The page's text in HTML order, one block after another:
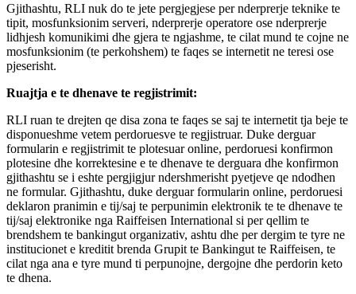
Gjithashtu, RLI nuk do te jete pergjegjese per nderprerje teknike te
tipit, mosfunksionim serveri, nderprerje operatore ose nderprerje
lidhjesh komunikimi dhe gjera te ngjashme, te cilat mund te cojne ne
mosfunksionim (te perkohshem) te faqes se internetit ne teresi ose
pjeserisht.
Ruajtja e te dhenave te regjistrimit:
RLI ruan te drejten qe disa zona te faqes se saj te internetit tja beje te
disponueshme vetem perdoruesve te regjistruar. Duke derguar
formularin e regjistrimit te plotesuar online, perdoruesi konfirmon
plotesine dhe korrektesine e te dhenave te derguara dhe konfirmon
gjithashtu se i eshte pergjigjur ndershmerisht pyetjeve qe ndodhen
ne formular. Gjithashtu, duke derguar formularin online, perdoruesi
deklaron pranimin e tij/saj te perpunimin elektronik te te dhenave te
tij/saj elektronike nga Raiffeisen International si per qellim te
brendshem te bankingut organizativ, ashtu dhe per dergim te tyre ne
institucionet e kreditit brenda Grupit te Bankingut te Raiffeisen, te
cilat nga ana e tyre mund ti perpunojne, dergojne dhe perdorin keto
te dhena.